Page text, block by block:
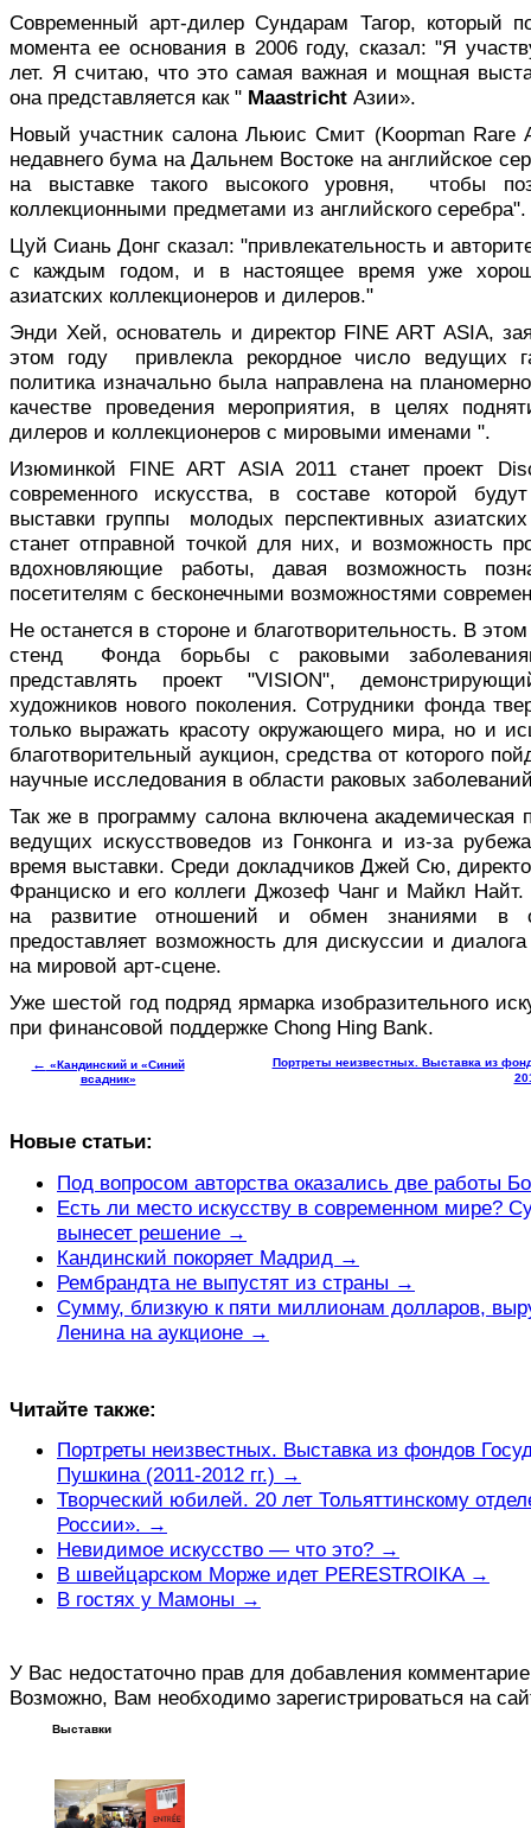
Современный арт-дилер Сундарам Тагор, который
момента ее основания в 2006 году, сказал: "Я
лет. Я считаю, что это самая важная и мощная
она представляется как " Maastricht Азии».
Новый участник салона Льюис Смит (Koopman Rare
недавнего бума на Дальнем Востоке на английское
на выставке такого высокого уровня, чтобы
коллекционными предметами из английского серебра".
Цуй Сиань Донг сказал: "привлекательность и
с каждым годом, и в настоящее время уже
азиатских коллекционеров и дилеров."
Энди Хей, основатель и директор FINE ART ASIA,
этом году привлекла рекордное число ведущих
политика изначально была направлена на
качестве проведения мероприятия, в целях
дилеров и коллекционеров с мировыми именами ".
Изюминкой FINE ART ASIA 2011 станет проект
современного искусства, в составе которой
выставки группы молодых перспективных
станет отправной точкой для них, и возможность
вдохновляющие работы, давая возможность
посетителям с бесконечными возможностями
Не останется в стороне и благотворительность. В
стенд Фонда борьбы с раковыми
представлять проект "VISION",
художников нового поколения. Сотрудники фонда
только выражать красоту окружающего мира, но и
благотворительный аукцион, средства от которого
научные исследования в области раковых
Так же в программу салона включена академическая
ведущих искусствоведов из Гонконга и из-за
время выставки. Среди докладчиков Джей Сю,
Франциско и его коллеги Джозеф Чанг и Майкл
на развитие отношений и обмен знаниями в
предоставляет возможность для дискуссии и
на мировой арт-сцене.
Уже шестой год подряд ярмарка изобразительного
при финансовой поддержке Chong Hing Bank.
← «Кандинский и «Синий
всадник»
Портреты неизвестных. Выставка из
Новые статьи:
Под вопросом авторства оказались две работы
Есть ли место искусству в современном мире?
вынесет решение →
Кандинский покоряет Мадрид →
Рембрандта не выпустят из страны →
Сумму, близкую к пяти миллионам долларов,
Ленина на аукционе →
Читайте также:
Портреты неизвестных. Выставка из фондов
Пушкина (2011-2012 гг.) →
Творческий юбилей. 20 лет Тольяттинскому
России». →
Невидимое искусство — что это? →
В швейцарском Морже идет PERESTROIKA →
В гостях у Мамоны →
У Вас недостаточно прав для добавления
Возможно, Вам необходимо зарегистрироваться на
Выставки